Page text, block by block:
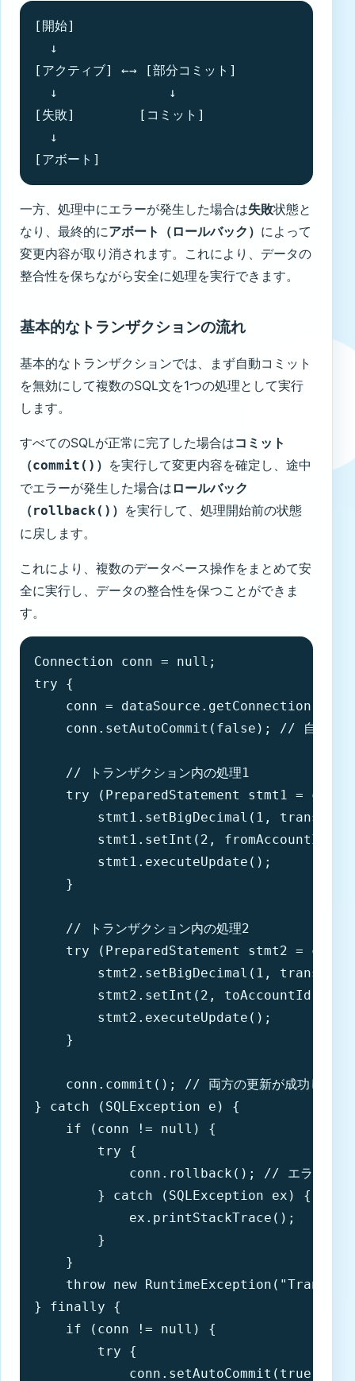
[開始]
[アクティブ] ←→ [部分コミット]
[失敗]        [コミット]
[アボート]
一方、処理中にエラーが発生した場合は失敗状態と
なり、最終的にアボート（ロールバック） によって
変更内容が取り消されます。これにより、データの
整合性を保ちながら安全に処理を実行できます。
基本的なトランザクションの流れ
基本的なトランザクションでは、まず自動コミット
を無効にして複数のSQL文を1つの処理として実行
します。
すべてのSQLが正常に完了した場合はコミット
（commit() ） を実行して変更内容を確定し、途中
でエラーが発生した場合は ロールバック
（rollback() ） を実行して、処理開始前の状態
に戻します。
これにより、複数のデータベース操作をまとめて安
全に実行し、データの整合性を保つことができま
す。
Connection conn = null;
try {
    conn = dataSource.getConnection();
conn.setAutoCommit(false); // 自動コミ
    // トランザクション内の処理1
try (PreparedStatement stmt1 =
stmt1.setBigDecimal(1,
        stmt1.setInt(2, fromAccountId);
        stmt1.executeUpdate();
    }
    // トランザクション内の処理2
try (PreparedStatement stmt2 =
stmt2.setBigDecimal(1,
        stmt2.setInt(2, toAccountId);
        stmt2.executeUpdate();
    }
conn.commit(); // 両方の更新が成功したら
} catch (SQLException e) {
    if (conn != null) {
        try {
conn.rollback(); // エラーが発生
        } catch (SQLException ex) {
            ex.printStackTrace();
        }
    }
throw new
} finally {
    if (conn != null) {
        try {
conn.setAutoCommit(true); //